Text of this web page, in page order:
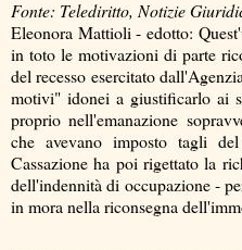
Fonte: Telediritto, Notizie
Eleonora Mattioli - edotto:
in toto le motivazioni di parte
del recesso esercitato
motivi" idonei a giustificarlo ai
proprio nell'emanazione
che avevano imposto tagli
Cassazione ha poi rigettato la
dell'indennità di occupazione -
in mora nella riconsegna